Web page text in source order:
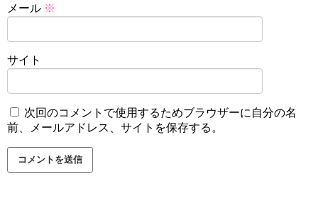
メール ※
サイト
次回のコメントで使用するためブラウザーに自分の名
前、メールアドレス、サイトを保存する。